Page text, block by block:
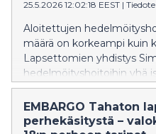
25.5.2026 12:02:18 EEST | Tiedote
Aloitettujen
määrä on korkeampi kuin
Lapsettomien yhdistys
hedelmöityshoitoihin yhä
vastaamaan
kannustaa sukusolujen
ottamaan yhteyttä
EMBARGO Tahaton
perhekäsitystä –